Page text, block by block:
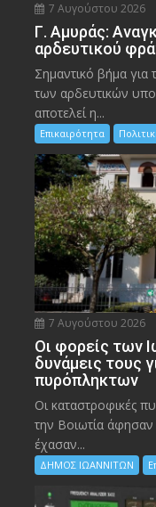
7 Αυγούστου 2026
Γ. Αμυράς:
αρδευτικού
Σημαντικό βήμα για
των αρδευτικών
αποτελεί η...
Επικαιρότητα
7 Αυγούστου 2026
Οι φορείς των
δυνάμεις τους
πυρόπληκτων
Οι καταστροφικές
την Bοιωτία
έχασαν...
ΔΗΜΟΣ ΙΩΑΝΝΙΤΩΝ